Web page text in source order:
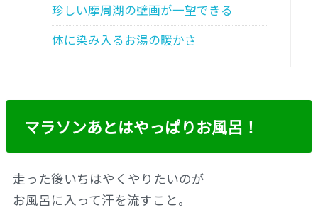
珍しい摩周湖の壁画が一望できる
体に染み入るお湯の暖かさ
マラソンあとはやっぱりお風呂！
走った後いちはやくやりたいのが
お風呂に入って汗を流すこと。